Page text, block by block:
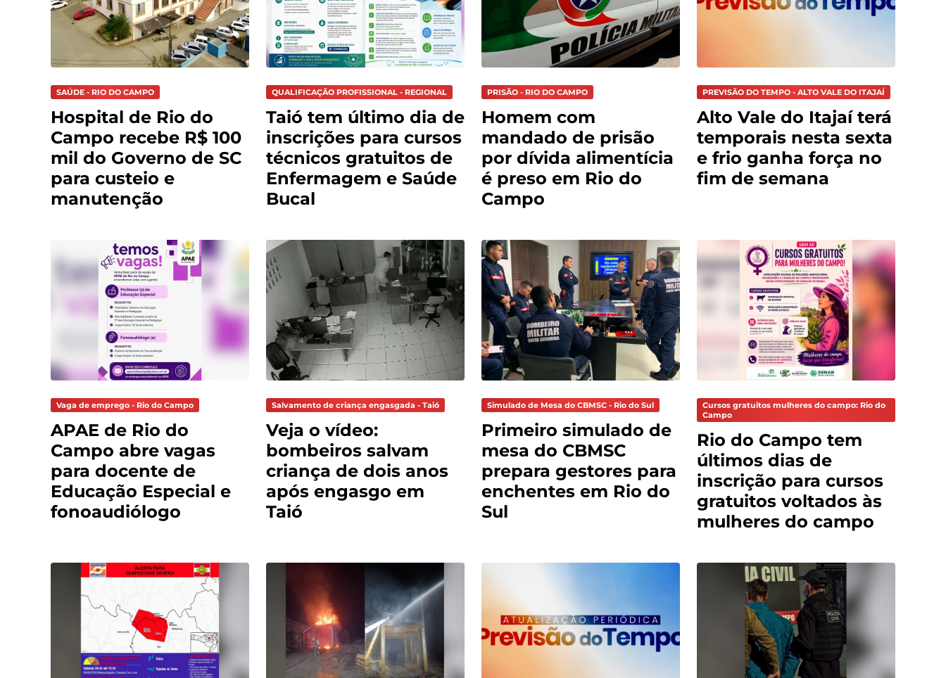
SAÚDE - RIO DO CAMPO
Hospital de Rio do
Campo recebe R$ 100
mil do Governo de SC
para custeio e
manutenção
QUALIFICAÇÃO PROFISSIONAL - REGIONAL
Taió tem último dia de
inscrições para cursos
técnicos gratuitos de
Enfermagem e Saúde
Bucal
PRISÃO - RIO DO CAMPO
Homem com
mandado de prisão
por dívida alimentícia
é preso em Rio do
Campo
PREVISÃO DO TEMPO - ALTO VALE DO ITAJAÍ
Alto Vale do Itajaí terá
temporais nesta sexta
e frio ganha força no
fim de semana
Vaga de emprego - Rio do Campo
APAE de Rio do
Campo abre vagas
para docente de
Educação Especial e
fonoaudiólogo
Salvamento de criança engasgada - Taió
Veja o vídeo:
bombeiros salvam
criança de dois anos
após engasgo em
Taió
Simulado de Mesa do CBMSC - Rio do Sul
Primeiro simulado de
mesa do CBMSC
prepara gestores para
enchentes em Rio do
Sul
Cursos gratuitos mulheres do campo: Rio do
Campo
Rio do Campo tem
últimos dias de
inscrição para cursos
gratuitos voltados às
mulheres do campo